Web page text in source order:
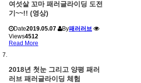
여섯살 꼬마 패러글라이딩 도전
기~~!! (영상)
Date2019.05.07 By패러러브
Views4512
Read More
2018년 첫눈 그리고 양평 패러
러브 패러글라이딩 체험